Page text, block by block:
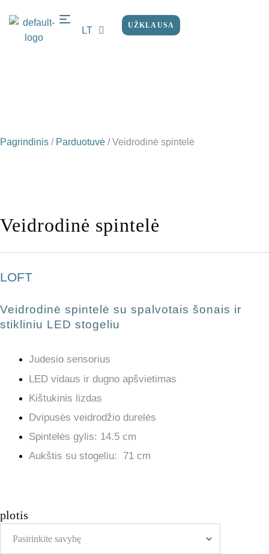
LT
EN
UŽKLAUSA
Pagrindinis / Parduotuvė /Veidrodinė spintelė
Veidrodinė spintelė
LOFT
Veidrodinė spintelė su spalvotais šonais ir
stikliniu LED stogeliu
Judesio sensorius
LED vidaus ir dugno apšvietimas
Kištukinis lizdas
Dvipusės veidrodžio durelės
Spintelės gylis: 14.5 cm
Aukštis su stogeliu: 71 cm
plotis